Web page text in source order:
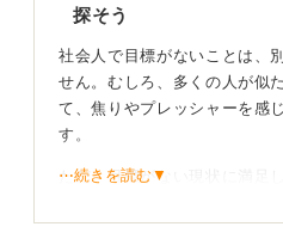
探そう
社会人で目標がないことは、
せん。むしろ、多くの人が似
て、焦りやプレッシャーを感
す。
ただ、目標がない現状に満足
ものを見つけるような方向性
⋯続きを読む▼